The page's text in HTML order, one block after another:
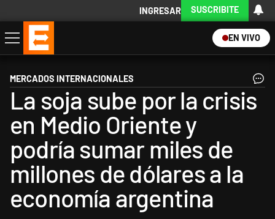
INGRESAR SUSCRIBITE
EN VIVO
Economía
Política
Internacional
Actualidad
Descargá la App
MERCADOS INTERNACIONALES
La soja sube por la crisis
en Medio Oriente y
podría sumar miles de
millones de dólares a la
economía argentina